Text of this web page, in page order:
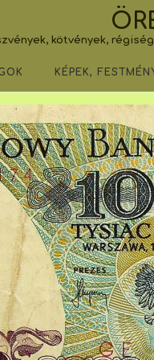
kötvények,
KÉPEK,